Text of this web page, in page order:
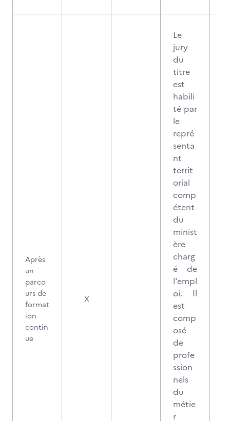
Après
un
parco
urs de
format
ion
contin
ue
X
Le
jury
du
titre
est
habili
té par
le
repré
senta
nt
territ
orial
comp
étent
du
minist
ère
charg
é de
l'empl
oi. Il
est
comp
osé
de
profe
ssion
nels
du
métie
r